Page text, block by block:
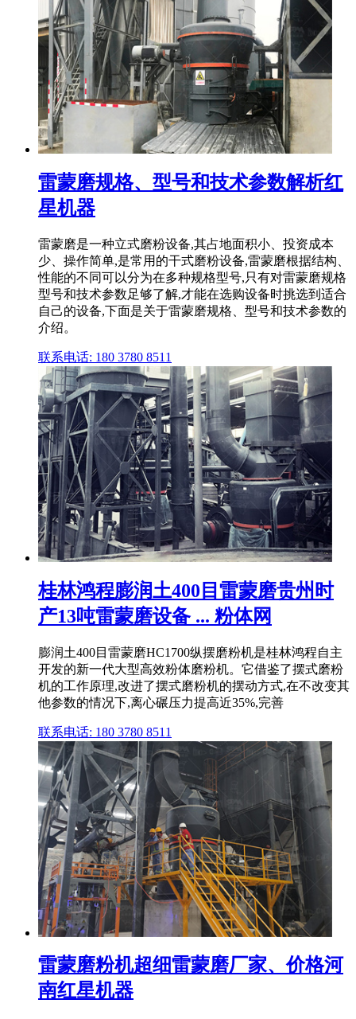
雷蒙磨规格、型号和技术参数解析红
星机器
雷蒙磨是一种立式磨粉设备,其占地面积小、投资成本
少、操作简单,是常用的干式磨粉设备,雷蒙磨根据结构、
性能的不同可以分为在多种规格型号,只有对雷蒙磨规格
型号和技术参数足够了解,才能在选购设备时挑选到适合
自己的设备,下面是关于雷蒙磨规格、型号和技术参数的
介绍。
联系电话: 180 3780 8511
桂林鸿程膨润土400目雷蒙磨贵州时
产13吨雷蒙磨设备 ... 粉体网
膨润土400目雷蒙磨HC1700纵摆磨粉机是桂林鸿程自主
开发的新一代大型高效粉体磨粉机。它借鉴了摆式磨粉
机的工作原理,改进了摆式磨粉机的摆动方式,在不改变其
他参数的情况下,离心碾压力提高近35%,完善
联系电话: 180 3780 8511
雷蒙磨粉机超细雷蒙磨厂家、价格河
南红星机器